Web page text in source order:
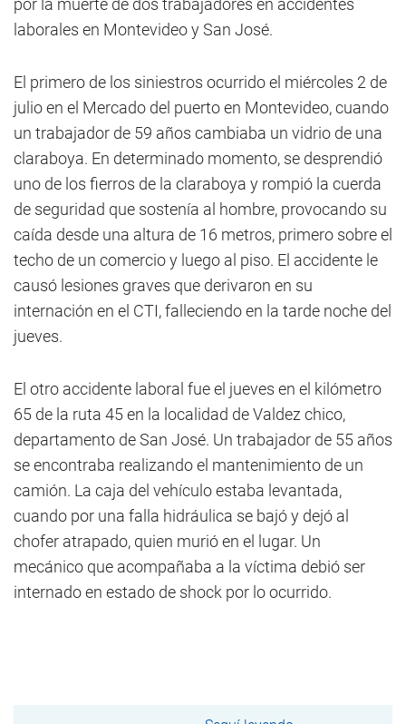
por la muerte de dos trabajadores en accidentes
laborales en Montevideo y San José.
El primero de los siniestros ocurrido el miércoles 2 de
julio en el Mercado del puerto en Montevideo, cuando
un trabajador de 59 años cambiaba un vidrio de una
claraboya. En determinado momento, se desprendió
uno de los fierros de la claraboya y rompió la cuerda
de seguridad que sostenía al hombre, provocando su
caída desde una altura de 16 metros, primero sobre el
techo de un comercio y luego al piso. El accidente le
causó lesiones graves que derivaron en su
internación en el CTI, falleciendo en la tarde noche del
jueves.
El otro accidente laboral fue el jueves en el kilómetro
65 de la ruta 45 en la localidad de Valdez chico,
departamento de San José. Un trabajador de 55 años
se encontraba realizando el mantenimiento de un
camión. La caja del vehículo estaba levantada,
cuando por una falla hidráulica se bajó y dejó al
chofer atrapado, quien murió en el lugar. Un
mecánico que acompañaba a la víctima debió ser
internado en estado de shock por lo ocurrido.